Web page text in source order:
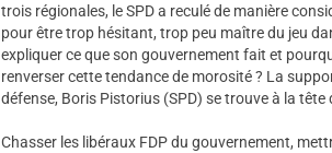
trois régionales, le SPD a reculé de manière
pour être trop hésitant, trop peu maître du jeu
expliquer ce que son gouvernement fait et
renverser cette tendance de morosité ? La
défense, Boris Pistorius (SPD) se trouve à la
Chasser les libéraux FDP du gouvernement,